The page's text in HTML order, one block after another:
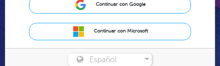
Continuar con Google
Continuar con Microsoft
Español